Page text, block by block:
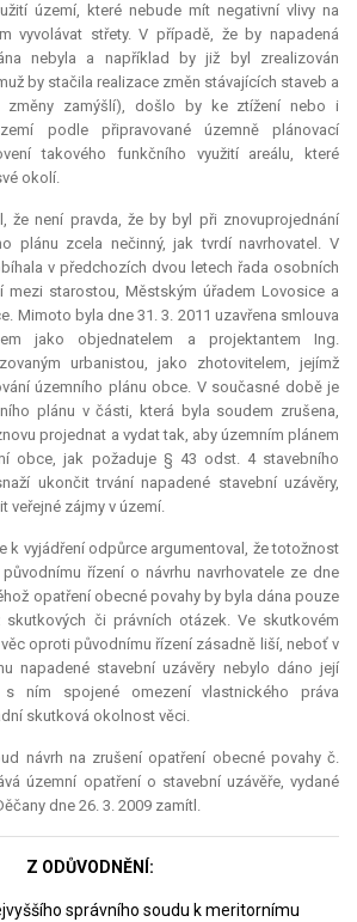
území, které nebude mít negativní vlivy na
vyvolávat střety. V případě, že by napadená
nebyla a například by již byl zrealizován
by stačila realizace změn stávajících staveb a
změny zamýšlí), došlo by ke ztížení nebo i
podle připravované územně plánovací
takového funkčního využití areálu, které
okolí.
že není pravda, že by byl při znovuprojednání
plánu zcela nečinný, jak tvrdí navrhovatel. V
v předchozích dvou letech řada osobních
mezi starostou, Městským úřadem Lovosice a
Mimoto byla dne 31. 3. 2011 uzavřena smlouva
jako objednatelem a projektantem Ing.
urbanistou, jako zhotovitelem, jejímž
územního plánu obce. V současné době je
plánu v části, která byla soudem zrušena,
projednat a vydat tak, aby územním plánem
obce, jak požaduje § 43 odst. 4 stavebního
ukončit trvání napadené stavební uzávěry,
veřejné zájmy v území.
k vyjádření odpůrce argumentoval, že totožnost
řízení o návrhu navrhovatele ze dne
opatření obecné povahy by byla dána pouze
či právních otázek. Ve skutkovém
oproti původnímu řízení zásadně liší, neboť v
napadené stavební uzávěry nebylo dáno její
s ním spojené omezení vlastnického práva
skutková okolnost věci.
návrh na zrušení opatření obecné povahy č.
územní opatření o stavební uzávěře, vydané
dne 26. 3. 2009 zamítl.
Z ODŮVODNĚNÍ:
správního soudu k meritornímu